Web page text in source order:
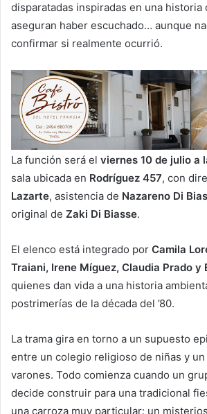
disparatadas inspiradas en una historia
aseguran haber escuchado… aunque
confirmar si realmente ocurrió.
La función será el viernes 10 de julio a
sala ubicada en Rodríguez 457, con
Lazarte, asistencia de Nazareno Di
original de Zaki Di Biasse.
El elenco está integrado por Camila
Traiani, Irene Míguez, Claudia Prado y
quienes dan vida a una historia
postrimerías de la década del ’80.
La trama gira en torno a un supuesto
entre un colegio religioso de niñas y
varones. Todo comienza cuando un
decide construir para una tradicional
una carroza muy particular: un